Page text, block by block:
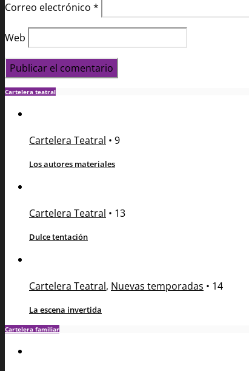
Correo electrónico *
Web
Cartelera teatral
Cartelera Teatral • 9
Los autores materiales
Cartelera Teatral • 13
Dulce tentación
Cartelera Teatral, Nuevas temporadas • 14
La escena invertida
Cartelera familiar